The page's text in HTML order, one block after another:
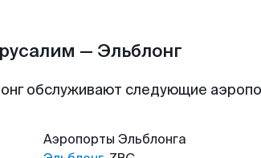
— Эльблонг
обслуживают следующие
Аэропорты Эльблонга